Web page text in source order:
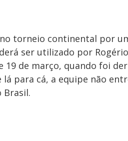
torneio continental por
ser utilizado por Rogério
19 de março, quando foi
para cá, a equipe não
Brasil.